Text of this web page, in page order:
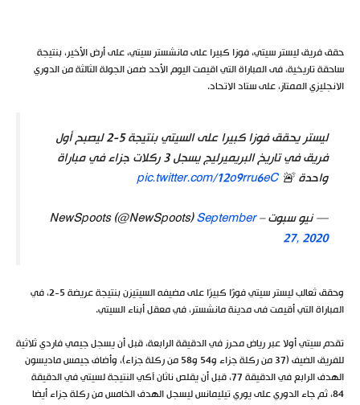
حقق فريق ليستر سيتي، فوزا كبيرا على مانشستر سيتي، على أرض الأخير، بنتيجة
ساحقة تاريخية، فى المباراة التي اقيمت اليوم الأحد ضمن الجولة الثالثة من الدوري
الانجليزي الممتاز، على ستاد الاتحاد.
ليستر يحقق فوزا كبيرا على السيتي بنتيجة 5-2 ليصبح أول
فريق في تاريخ البريميرليج يسجل 3 ركلات جزاء في مباراة
واحدة 🚨pic.twitter.com/12o9rru6eC
— نيو سبوت – NewSpoots (@NewSpoots)September
27, 2020
وحقق ثعالب ليستر سيتي فوزًا كبيرًا على مضيفه السيتيزن بنتيجة عريضة 5-2، في
المباراة التي أقيمت فى مدينة مانشستر، في معقل أبناء السيتي.
تقدم سيتي أولا عبر رياض محرز في الدقيقة الرابعة، قبل أن يسجل جيمي فاردي ثلاثية
للفريق الضيف (37 من ركلة جزاء و54 و58 من ركلة جزاء)، وأضاف جيمس ماديسون
الهدف الرابع في الدقيقة 77، قبل أن يقلص ناثان آكي النتيجة لسيتي في الدقيقة
84، ثم جاء الدوري على يوري تيليمانس ليسجل الهدف الخامس من ركلة جزاء أيضا